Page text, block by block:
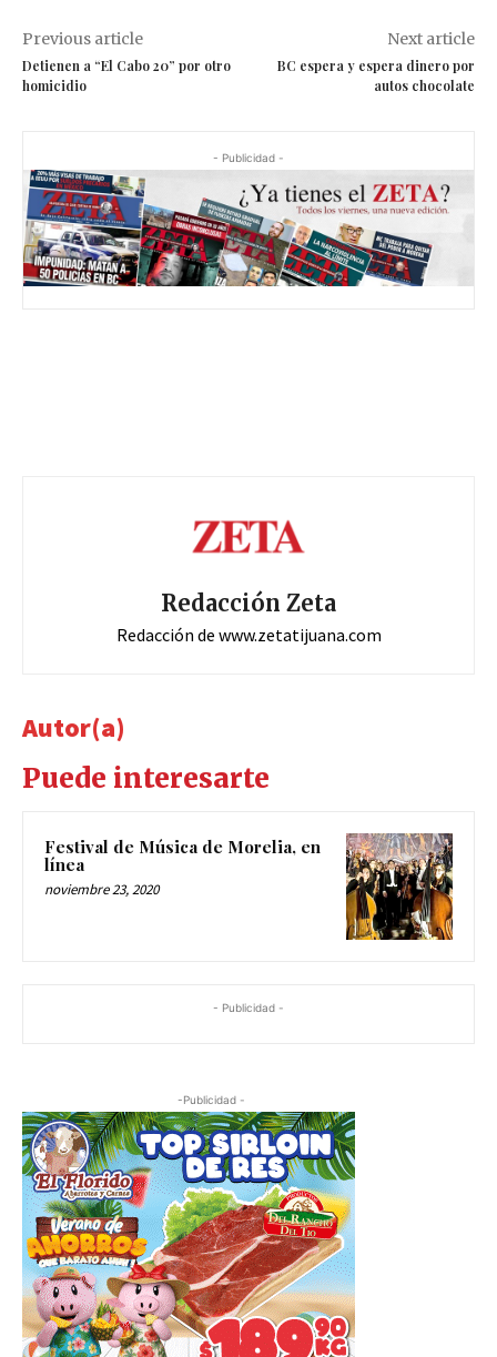
Previous article
Detienen a “El Cabo 20” por otro
homicidio
Next article
BC espera y espera dinero por
autos chocolate
- Publicidad -
Redacción Zeta
Redacción de www.zetatijuana.com
Autor(a)
Puede interesarte
Festival de Música de Morelia, en
línea
noviembre 23, 2020
- Publicidad -
-Publicidad -